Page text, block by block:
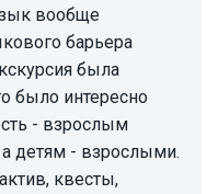
вообще
барьера
была
было интересно
- взрослым
а детям - взрослыми.
квесты,